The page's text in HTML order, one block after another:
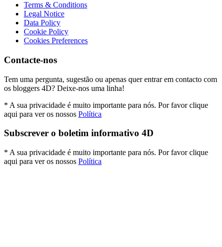
Terms & Conditions
Legal Notice
Data Policy
Cookie Policy
Cookies Preferences
Contacte-nos
Tem uma pergunta, sugestão ou apenas quer entrar em contacto com
os bloggers 4D? Deixe-nos uma linha!
* A sua privacidade é muito importante para nós. Por favor clique
aqui para ver os nossos Política
Subscrever o boletim informativo 4D
* A sua privacidade é muito importante para nós. Por favor clique
aqui para ver os nossos Política